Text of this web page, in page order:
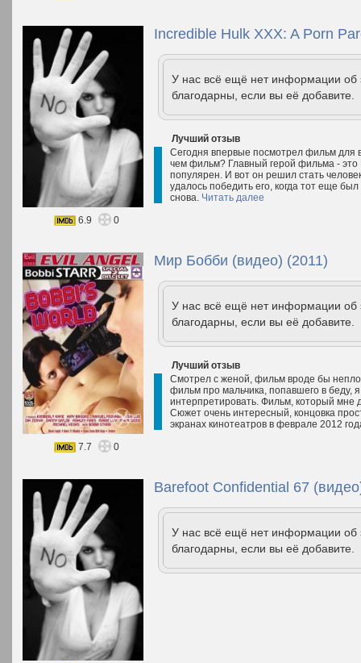
Incredible Hulk XXX: A Porn
У нас всё ещё нет информации
благодарны, если вы её добавите.
Лучший отзыв
Сегодня впервые посмотрел фильм для
чем фильм? Главный герой фильма -
популярен. И вот он решил стать
удалось победить его, когда тот еще
снова. Читать далее
6.9
0
Мир Бобби (видео) (2011)
У нас всё ещё нет информации
благодарны, если вы её добавите.
Лучший отзыв
Смотрел с женой, фильм вроде бы
фильм про мальчика, попавшего в беду,
интерпретировать. Фильм, который мне
Сюжет очень интересный, концовка
экранах кинотеатров в феврале 2012
7.7
0
Barefoot Confidential 67
У нас всё ещё нет информации
благодарны, если вы её добавите.